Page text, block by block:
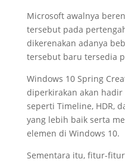
Microsoft awalnya
tersebut pada
dikerenakan adanya
tersebut baru tersedia
Windows 10 Spring
diperkirakan akan
seperti Timeline, HDR,
yang lebih baik serta
elemen di Windows 10.
Sementara itu, fitur-